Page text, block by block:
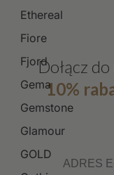
Ethereal
Fiore
Fjord
Gema
Gemstone
Glamour
GOLD
Dołącz
10%